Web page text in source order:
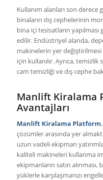
Kullanım alanları son
binaların dış cephelerinin
bina içi tesisatların
edilir. Endüstriyel alanda,
makinelerin yer
için kullanılır. Ayrıca,
cam temizliği ve dış cephe
Manlift Kiralama
Avantajları
Manlift Kiralama Platform
çözümler arasında yer
uzun vadeli ekipman
kaliteli makineleri kullanma
ekipmanların satın
yüklerle karşılaşmanızı